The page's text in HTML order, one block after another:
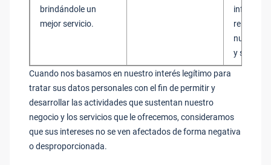
brindándole un
mejor servicio.
relevante
nuestros
y
Cuando nos basamos en nuestro interés legítimo para
tratar sus datos personales con el fin de permitir y
desarrollar las actividades que sustentan nuestro
negocio y los servicios que le ofrecemos, consideramos
que sus intereses no se ven afectados de forma negativa
o desproporcionada.